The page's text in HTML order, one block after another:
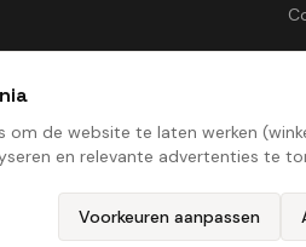
om de website te laten werken
en relevante advertenties te
Voorkeuren aanpassen
TVMania. Alle rechten